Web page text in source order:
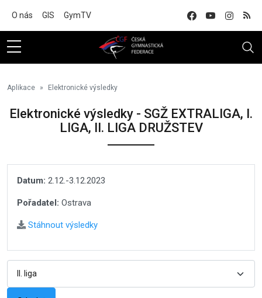
O nás GIS GymTV
Aplikace Elektronické výsledky
Elektronické výsledky - SGŽ EXTRALIGA, I.
LIGA, II. LIGA DRUŽSTEV
Datum: 2.12.-3.12.2023
Pořadatel: Ostrava
Stáhnout výsledky